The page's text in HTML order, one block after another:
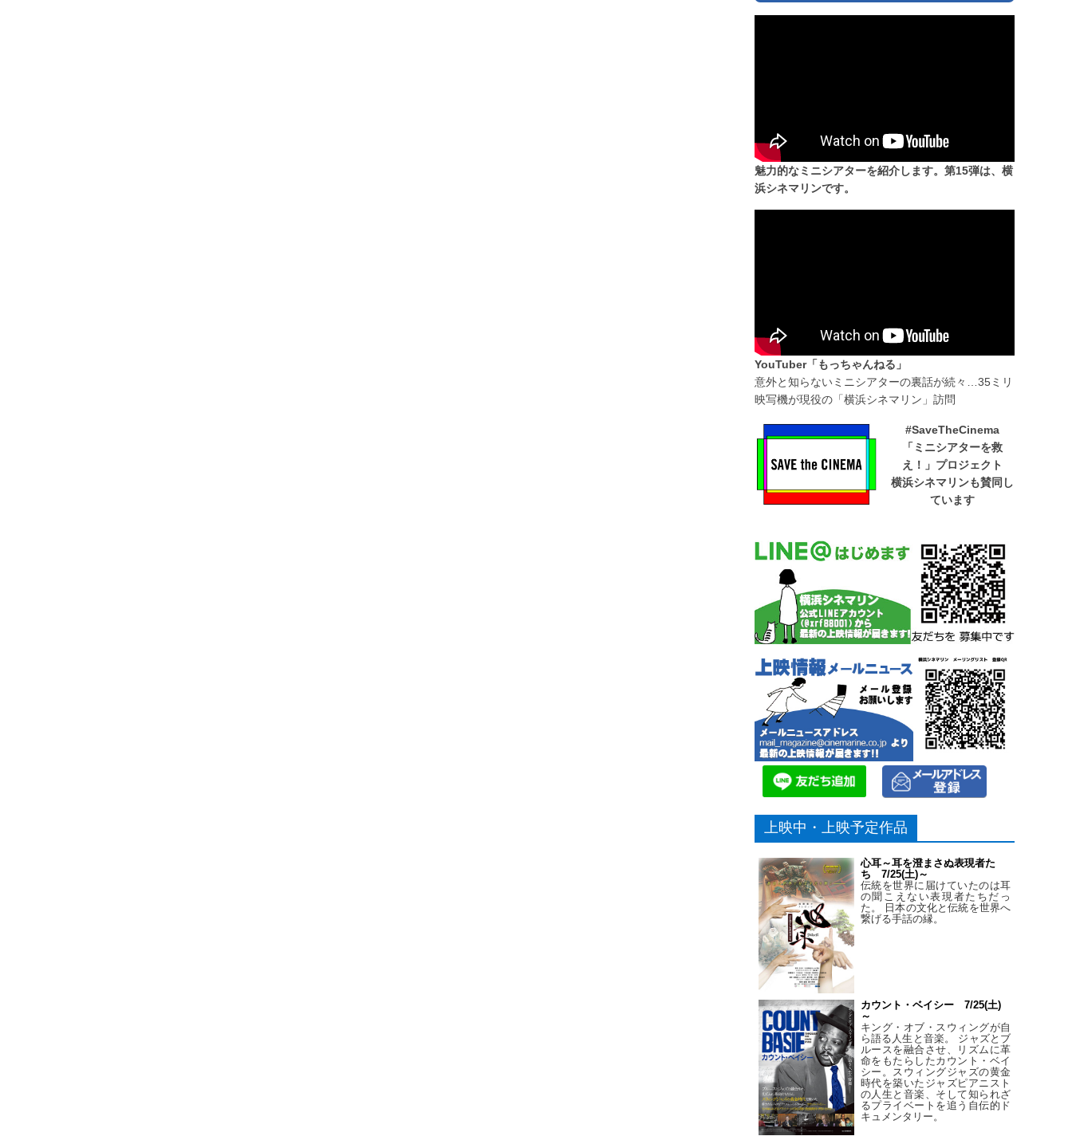
魅力的なミニシアターを紹介します。第15弾は、横
浜シネマリンです。
YouTuber「もっちゃんねる」
意外と知らないミニシアターの裏話が続々…35ミリ
映写機が現役の「横浜シネマリン」訪問
#SaveTheCinema
「ミニシアターを救
え！」プロジェクト
横浜シネマリンも賛同し
ています
上映中・上映予定作品
心耳～耳を澄まさぬ表現者た
ち 7/25(土)～
伝統を世界に届けていたのは耳
の聞こえない表現者たちだっ
た。 日本の文化と伝統を世界へ
繋げる手話の縁。
カウント・ベイシー 7/25(土)
～
キング・オブ・スウィングが自
ら語る人生と音楽。 ジャズとブ
ルースを融合させ、リズムに革
命をもたらしたカウント・ベイ
シー。スウィングジャズの黄金
時代を築いたジャズピアニスト
の人生と音楽、そして知られざ
るプライベートを追う自伝的ド
キュメンタリー。